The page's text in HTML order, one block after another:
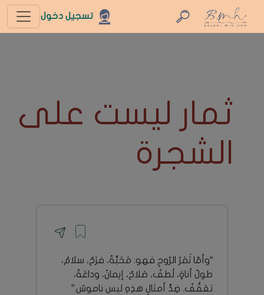
تسجيل دخول
ثمار ليست على
الشجرة
“وأمّا ثَمَرُ الرّوحِ فهو: مَحَبَّةٌ، فرَحٌ، سلامٌ،
طولُ أناةٍ، لُطفٌ، صَلاحٌ، إيمانٌ، وداعَةٌ،
تعَفُّفٌ. ضِدَّ أمثالِ هذِهِ ليس ناموسٌ.”